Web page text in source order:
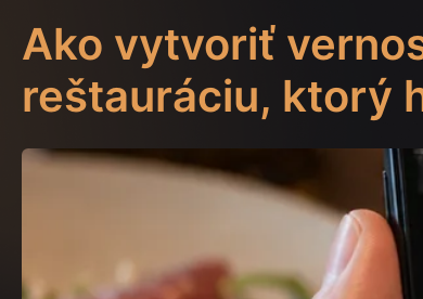
Ako vytvoriť
reštauráciu, ktorý